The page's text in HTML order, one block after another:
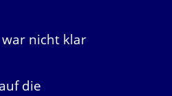
nicht klar
die